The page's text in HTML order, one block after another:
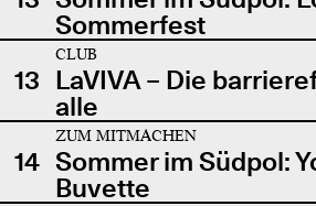
Sommerfest
13
CLUB
LaVIVA – Die
alle
14
ZUM MITMACHEN
Sommer im Südpol:
Buvette